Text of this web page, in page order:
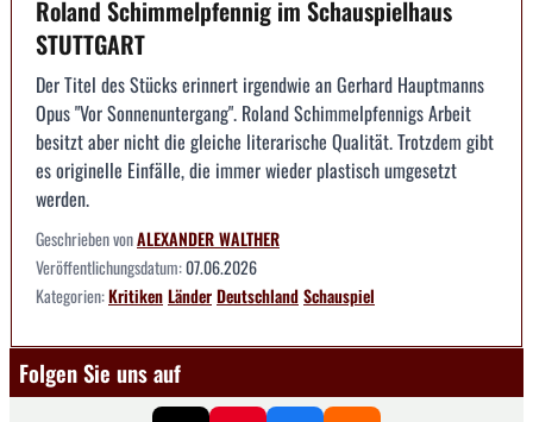
Roland Schimmelpfennig im Schauspielhaus
STUTTGART
Der Titel des Stücks erinnert irgendwie an Gerhard Hauptmanns
Opus "Vor Sonnenuntergang". Roland Schimmelpfennigs Arbeit
besitzt aber nicht die gleiche literarische Qualität. Trotzdem gibt
es originelle Einfälle, die immer wieder plastisch umgesetzt
werden.
Geschrieben vonALEXANDER WALTHER
Veröffentlichungsdatum:07.06.2026
Kategorien:KritikenLänderDeutschlandSchauspiel
Folgen Sie uns auf